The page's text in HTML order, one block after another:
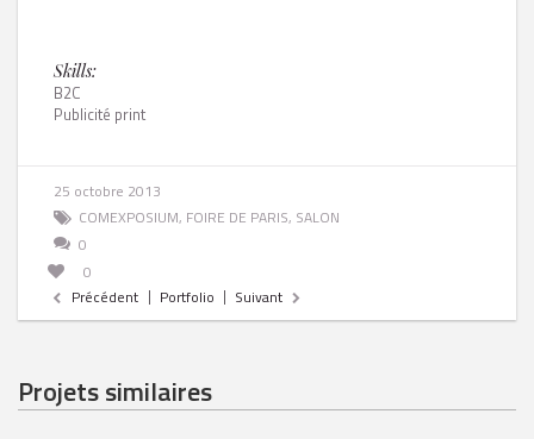
Skills:
B2C
Publicité print
25 octobre 2013
COMEXPOSIUM, FOIRE DE PARIS, SALON
0
0
Précédent
Portfolio Suivant
Projets similaires